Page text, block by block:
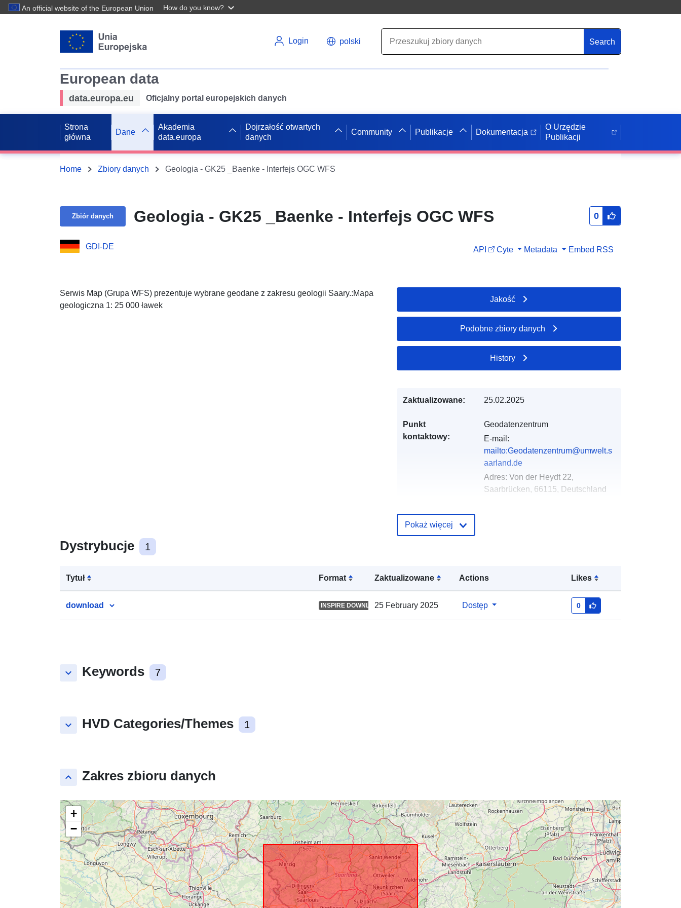
An official website of the European Union How do you know?
Login polski Search
European data
data.europa.eu Oficjalny portal europejskich danych
Strona
główna
Dane
Akademia
data.europa
Dojrzałość otwartych
danych
Community Publikacje Dokumentacja
O Urzędzie
Publikacji
Home Zbiory danych Geologia - GK25 _Baenke - Interfejs OGC WFS
Zbiór danych Geologia - GK25 _Baenke - Interfejs OGC WFS 0
GDI-DE API Cyte Metadata Embed RSS
Serwis Map (Grupa WFS) prezentuje wybrane geodane z zakresu geologii Saary.:Mapa
geologiczna 1: 25 000 ławek
Dystrybucje 1
Tytuł Format Zaktualizowane Actions Likes
download INSPIRE DOWNLOAD SERVICE
25 February 2025 Dostęp 0
keyboard_arrow_down Keywords 7
keyboard_arrow_down HVD Categories/Themes 1
keyboard_arrow_up Zakres zbioru danych
+
−
Jakość
Podobne zbiory danych
History
Zaktualizowane: 25.02.2025
Punkt
kontaktowy:
Geodatenzentrum
E-mail:
mailto:Geodatenzentrum@umwelt.s
aarland.de
Adres: Von der Heydt 22,
Saarbrücken, 66115, Deutschland
Zapis katalogu:
49.5106103 ], [ 7.3433967,
49.5106103 ], [ 7.3433967,
Pokaż więcej